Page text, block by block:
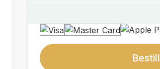
Bestill